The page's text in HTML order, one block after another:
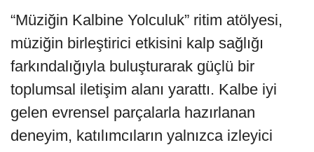
“Müziğin Kalbine Yolculuk” ritim atölyesi,
müziğin birleştirici etkisini kalp sağlığı
farkındalığıyla buluşturarak güçlü bir
toplumsal iletişim alanı yarattı. Kalbe iyi
gelen evrensel parçalarla hazırlanan
deneyim, katılımcıların yalnızca izleyici